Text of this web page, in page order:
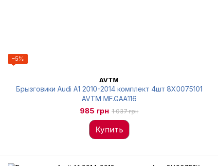
−5%
AVTM
Брызговики Audi A1 2010-2014 комплект 4шт 8X0075101
AVTM MF.GAA116
985 грн 1 037 грн
Купить